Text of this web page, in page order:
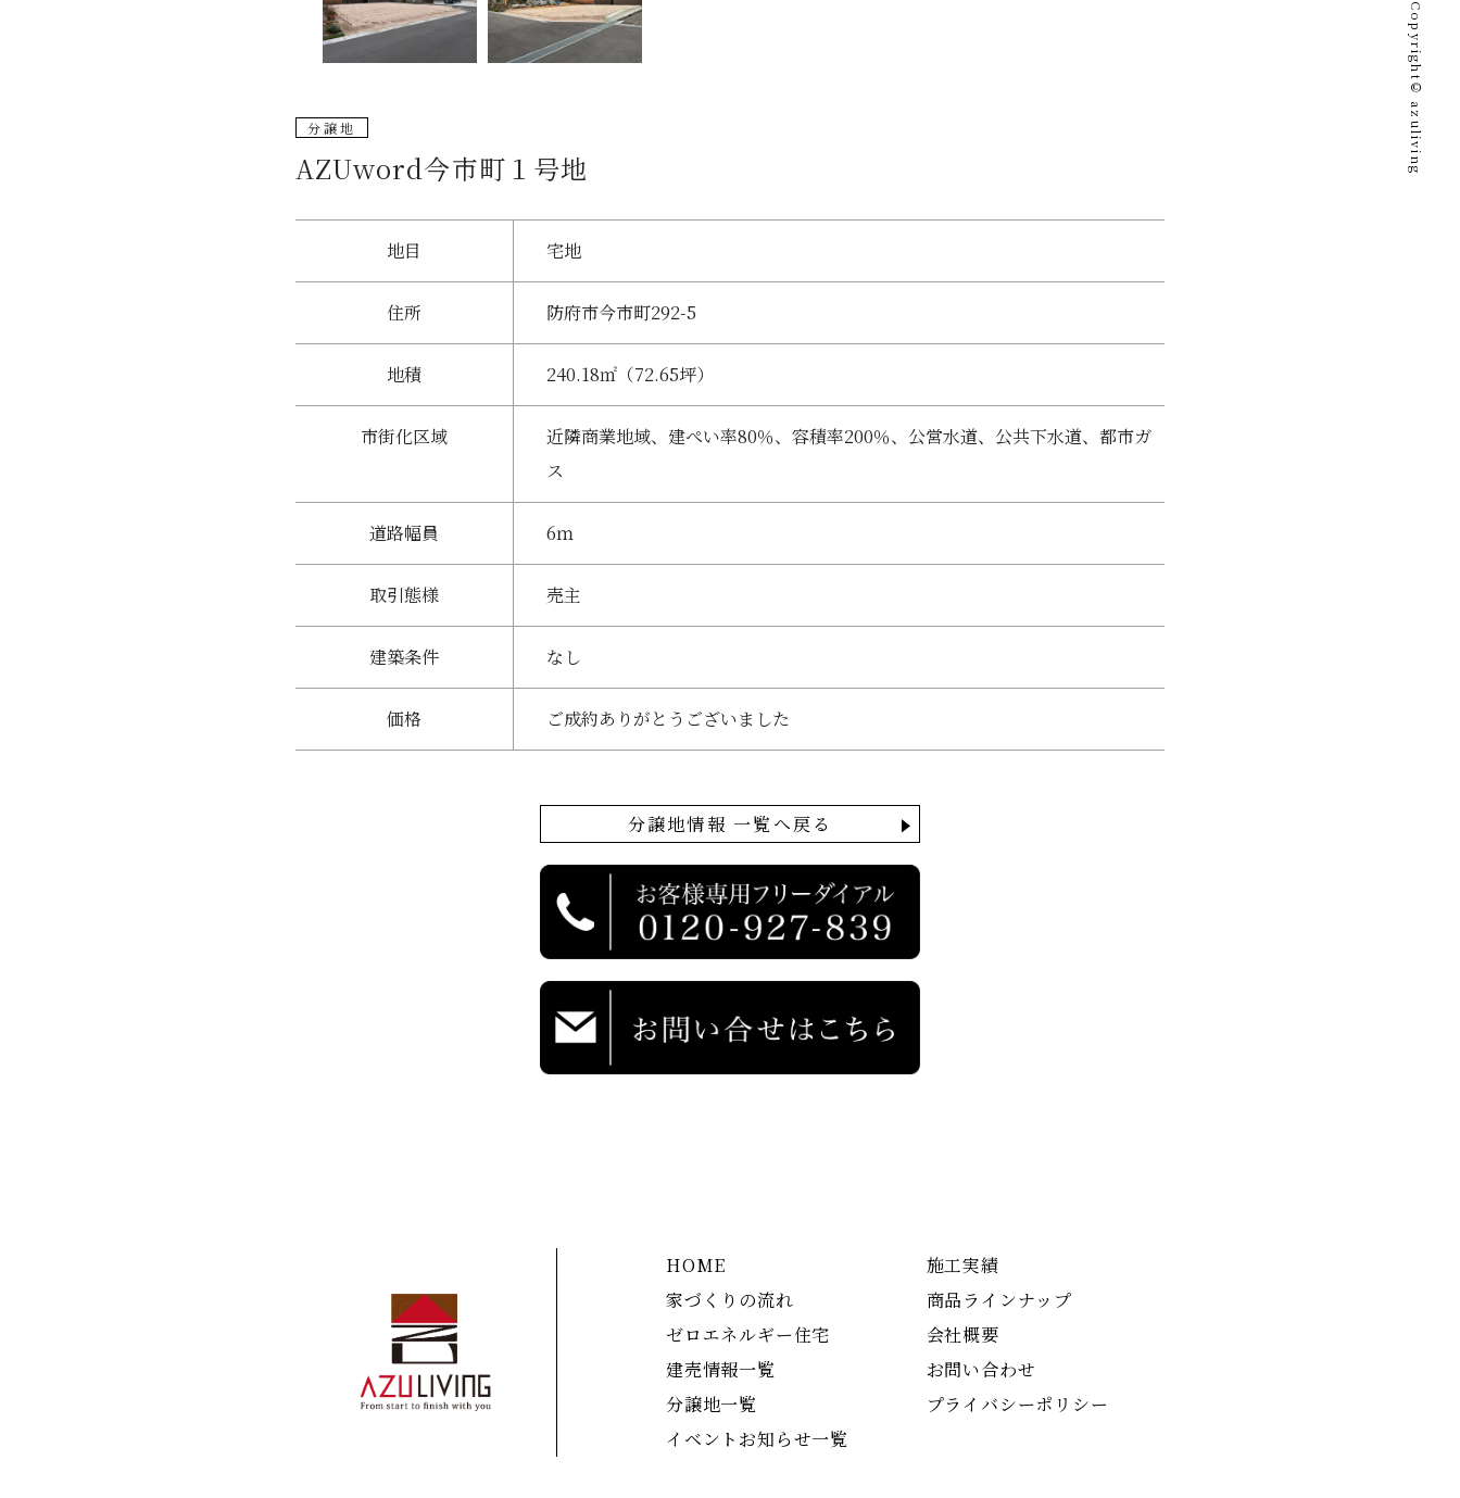
分譲地
AZUword今市町１号地
地目 宅地
住所 防府市今市町292-5
地積 240.18㎡（72.65坪）
市街化区域
近隣商業地域、建ぺい率80％、容積率200％、公営水道、公共下水道、都市ガ
ス
道路幅員 6ｍ
取引態様 売主
建築条件 なし
価格 ご成約ありがとうございました
分譲地情報 一覧へ戻る
HOME
家づくりの流れ
ゼロエネルギー住宅
建売情報一覧
分譲地一覧
イベントお知らせ一覧
施工実績
商品ラインナップ
会社概要
お問い合わせ
プライバシーポリシー
Copyright©︎ azuliving